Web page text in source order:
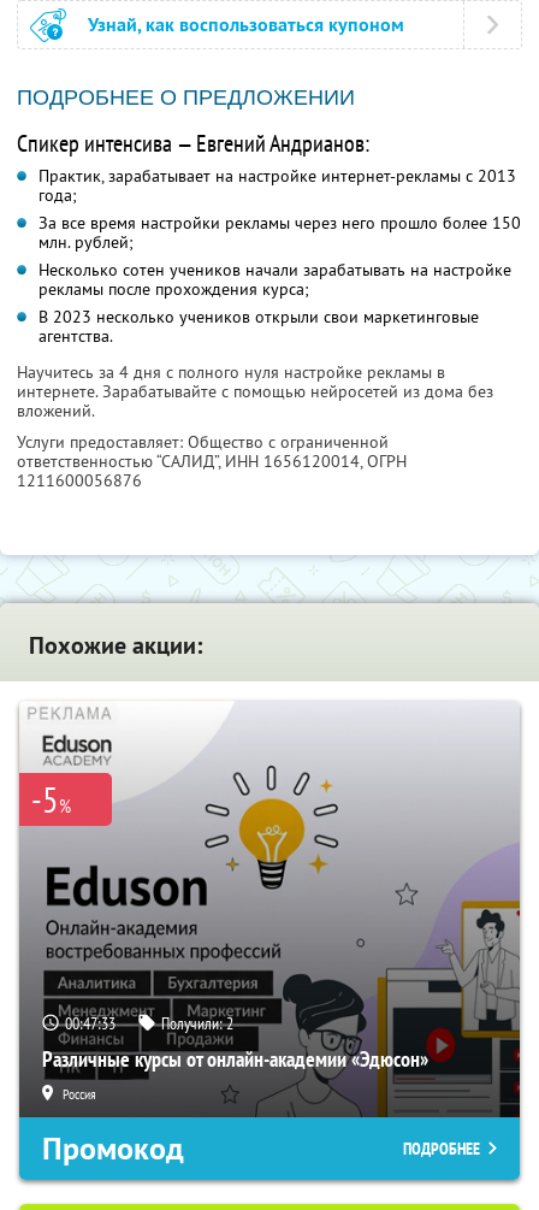
Узнай, как воспользоваться купоном
ПОДРОБНЕЕ О ПРЕДЛОЖЕНИИ
Спикер интенсива — Евгений Андрианов:
Практик, зарабатывает на настройке интернет-рекламы с 2013
года;
За все время настройки рекламы через него прошло более 150
млн. рублей;
Несколько сотен учеников начали зарабатывать на настройке
рекламы после прохождения курса;
В 2023 несколько учеников открыли свои маркетинговые
агентства.
Научитесь за 4 дня с полного нуля настройке рекламы в
интернете. Зарабатывайте с помощью нейросетей из дома без
вложений.
Услуги предоставляет: Общество с ограниченной
ответственностью “САЛИД”, ИНН 1656120014, ОГРН
1211600056876
Похожие акции:
-5%
00:47:33 Получили:2
Различные курсы от онлайн-академии «Эдюсон»
Россия
Промокод ПОДРОБНЕЕ